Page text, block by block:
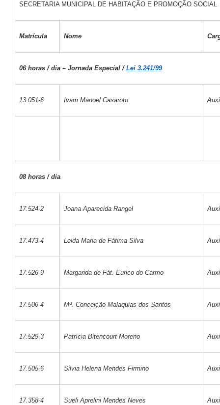
SECRETARIA MUNICIPAL DE HABITAÇÃO E PROMOÇÃO SOCIAL
Matrícula Nome
06 horas / dia – Jornada Especial / Lei 3.241/99
13.051-6 Ivam Manoel Casaroto
08 horas / dia
17.524-2 Joana Aparecida Rangel
17.473-4 Leida Maria de Fátima Silva
17.526-9 Margarida de Fát. Eurico do Carmo
17.506-4 Mª. Conceição Malaquias dos Santos
17.529-3 Patrícia Bitencourt Moreno
17.505-6 Silvia Helena Mendes Firmino
17.358-4 Sueli Aprelini Mendes Neves